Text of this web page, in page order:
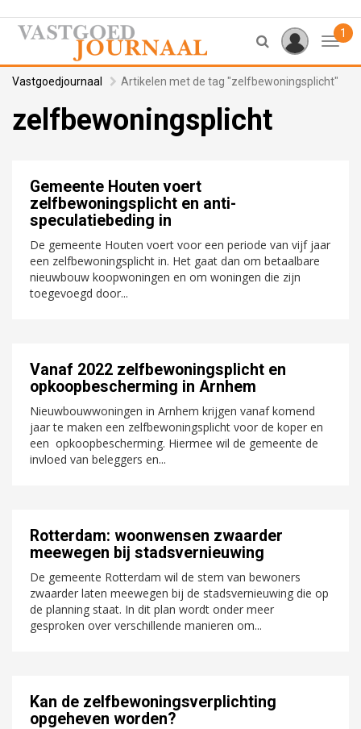
1
Vastgoedjournaal Artikelen met de tag "zelfbewoningsplicht"
zelfbewoningsplicht
Gemeente Houten voert
zelfbewoningsplicht en anti-
speculatiebeding in
De gemeente Houten voert voor een periode van vijf jaar
een zelfbewoningsplicht in. Het gaat dan om betaalbare
nieuwbouw koopwoningen en om woningen die zijn
toegevoegd door...
Vanaf 2022 zelfbewoningsplicht en
opkoopbescherming in Arnhem
Nieuwbouwwoningen in Arnhem krijgen vanaf komend
jaar te maken een zelfbewoningsplicht voor de koper en
een opkoopbescherming. Hiermee wil de gemeente de
invloed van beleggers en...
Rotterdam: woonwensen zwaarder
meewegen bij stadsvernieuwing
De gemeente Rotterdam wil de stem van bewoners
zwaarder laten meewegen bij de stadsvernieuwing die op
de planning staat. In dit plan wordt onder meer
gesproken over verschillende manieren om...
Kan de zelfbewoningsverplichting
opgeheven worden?